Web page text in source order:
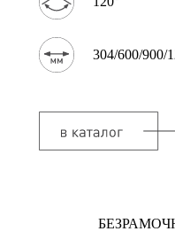
304/600/900/